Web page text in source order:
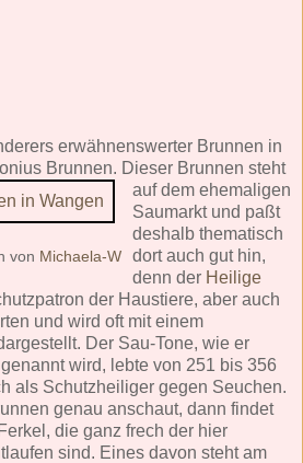
erwähnenswerter Brunnen in
Brunnen.
von Michaela-W
Dieser Brunnen steht
auf dem ehemaligen
Saumarkt und paßt
deshalb thematisch
dort auch gut hin,
denn der Heilige
der Haustiere, aber auch
und wird oft mit einem
Der Sau-Tone, wie er
wird, lebte von 251 bis 356
als Schutzheiliger gegen Seuchen.
genau anschaut, dann findet
die ganz frech der hier
sind. Eines davon steht am